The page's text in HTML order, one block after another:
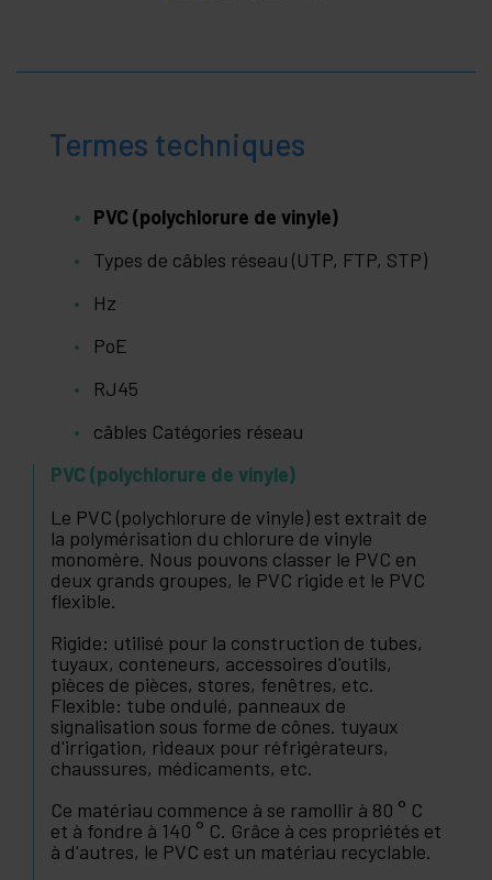
Termes techniques
PVC (polychlorure de vinyle)
Types de câbles réseau (UTP, FTP, STP)
Hz
PoE
RJ45
câbles Catégories réseau
PVC (polychlorure de vinyle)
Le PVC (polychlorure de vinyle) est extrait de
la polymérisation du chlorure de vinyle
monomère. Nous pouvons classer le PVC en
deux grands groupes, le PVC rigide et le PVC
flexible.
Rigide: utilisé pour la construction de tubes,
tuyaux, conteneurs, accessoires d'outils,
pièces de pièces, stores, fenêtres, etc.
Flexible: tube ondulé, panneaux de
signalisation sous forme de cônes. tuyaux
d'irrigation, rideaux pour réfrigérateurs,
chaussures, médicaments, etc.
Ce matériau commence à se ramollir à 80 ° C
et à fondre à 140 ° C. Grâce à ces propriétés et
à d'autres, le PVC est un matériau recyclable.